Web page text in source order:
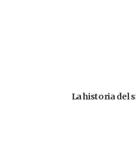
La historia del